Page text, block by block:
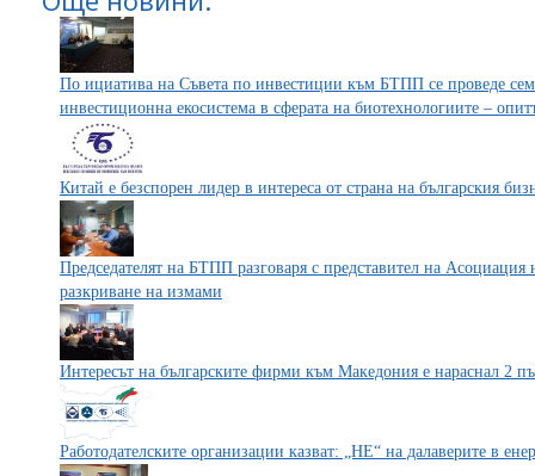
По ициатива на Съвета по инвестиции към БТПП се проведе
инвестиционна екосистема в сферата на биотехнологиите –
Китай е безспорен лидер в интереса от страна на българския
Председателят на БТПП разговаря с представител на
разкриване на измами
Интересът на българските фирми към Македония е нараснал 2
Работодателските организации казват: „НЕ“ на далаверите в